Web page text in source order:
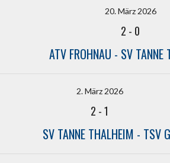
20. März 2026
2 - 0
ATV FROHNAU - SV TANNE
2. März 2026
2 -1
SV TANNE THALHEIM - TSV